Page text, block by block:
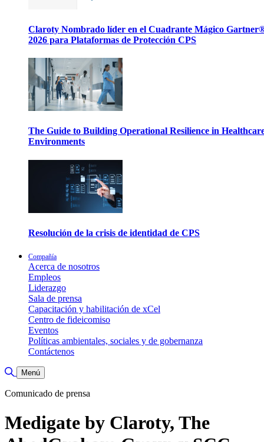
Claroty Nombrado líder en el Cuadrante Mágico
2026 para Plataformas de Protección CPS
The Guide to Building Operational Resilience in
Environments
Resolución de la crisis de identidad de CPS
Compañía
Acerca de nosotros
Empleos
Liderazgo
Sala de prensa
Capacitación y habilitación de xCel
Centro de fideicomiso
Eventos
Políticas ambientales, sociales y de gobernanza
Contáctenos
Alternar búsqueda
Menú
Comunicado de prensa
Medigate by Claroty, The